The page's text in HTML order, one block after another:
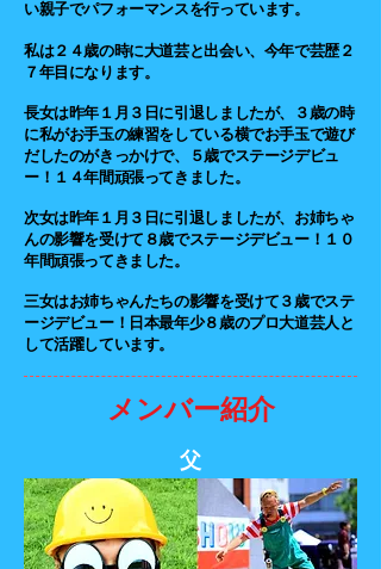
い親子でパフォーマンスを行っています。
私は２４歳の時に大道芸と出会い、今年で芸歴２
７年目になります。
長女は昨年１月３日に引退しましたが、３歳の時
に私がお手玉の練習をしている横でお手玉で遊び
だしたのがきっかけで、５歳でステージデビュ
ー！１４年間頑張ってきました。
次女は昨年１月３日に引退しましたが、お姉ちゃ
んの影響を受けて８歳でステージデビュー！１０
年間頑張ってきました。
三女はお姉ちゃんたちの影響を受けて３歳でステ
ージデビュー！日本最年少８歳のプロ大道芸人と
して活躍しています。
メンバー紹介
父